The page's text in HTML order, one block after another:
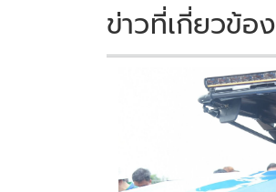
ข่าวที่เกี่ยวข้อง